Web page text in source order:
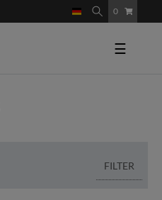
0
☰
FILTER